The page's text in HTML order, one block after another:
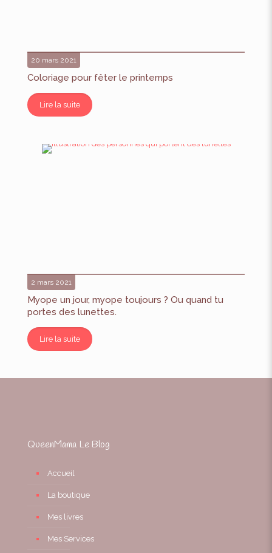
20 mars 2021
Coloriage pour fêter le printemps
Lire la suite
2 mars 2021
Myope un jour, myope toujours ? Ou quand tu
portes des lunettes.
Lire la suite
QueenMama Le Blog
Accueil
La boutique
Mes livres
Mes Services